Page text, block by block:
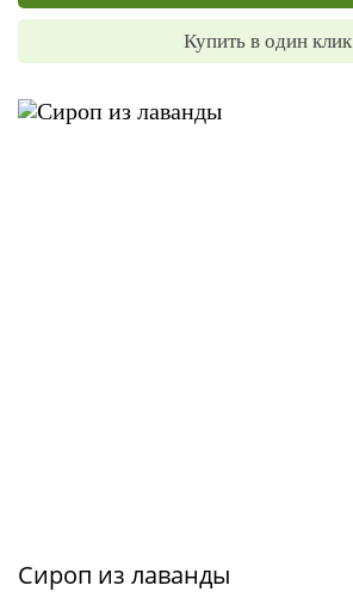
Купить в один клик
Сироп из лаванды